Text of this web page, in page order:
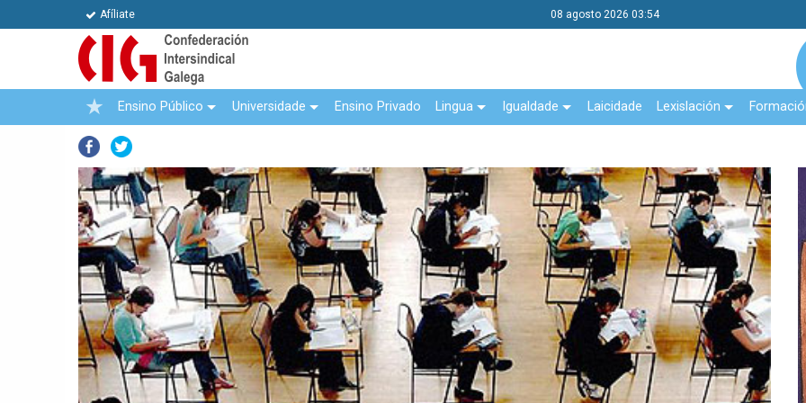
Afíliate 08 agosto 2026 03:54
Ensino Público Universidade Ensino Privado Lingua Igualdade Laicidade Lexislación
Facebook